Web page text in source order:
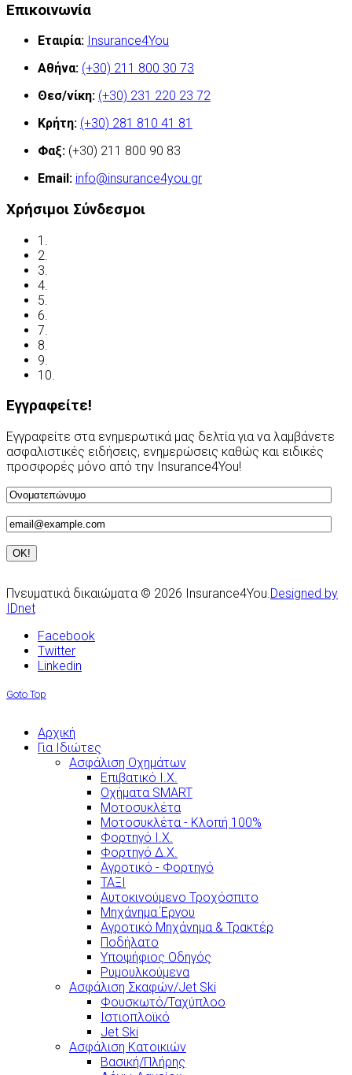
Επικοινωνία
Εταιρία: Insurance4You
Αθήνα: (+30) 211 800 30 73
Θεσ/νίκη: (+30) 231 220 23 72
Κρήτη: (+30) 281 810 41 81
Φαξ: (+30) 211 800 90 83
Email: info@insurance4you.gr
Χρήσιμοι Σύνδεσμοι
1.
2.
3.
4.
5.
6.
7.
8.
9.
10.
Εγγραφείτε!
Εγγραφείτε στα ενημερωτικά μας δελτία για να λαμβάνετε
ασφαλιστικές ειδήσεις, ενημερώσεις καθώς και ειδικές
προσφορές μόνο από την Insurance4You!
Πνευματικά δικαιώματα © 2026 Insurance4You.Designed by
IDnet
Facebook
Twitter
Linkedin
Goto Top
Αρχική
Για Ιδιώτες
Ασφάλιση Οχημάτων
Επιβατικό Ι.Χ.
Οχήματα SMART
Μοτοσυκλέτα
Μοτοσυκλέτα - Κλοπή 100%
Φορτηγό Ι.Χ.
Φορτηγό Δ.Χ.
Αγροτικό - Φορτηγό
ΤΑΞΙ
Αυτοκινούμενο Τροχόσπιτο
Μηχάνημα Έργου
Αγροτικό Μηχάνημα & Τρακτέρ
Ποδήλατο
Υποψήφιος Οδηγός
Ρυμουλκούμενα
Ασφάλιση Σκαφών/Jet Ski
Φουσκωτό/Ταχύπλοο
Ιστιοπλοϊκό
Jet Ski
Ασφάλιση Κατοικιών
Βασική/Πλήρης